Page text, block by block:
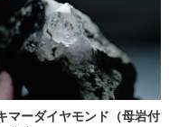
マーダイヤモンド（母岩付